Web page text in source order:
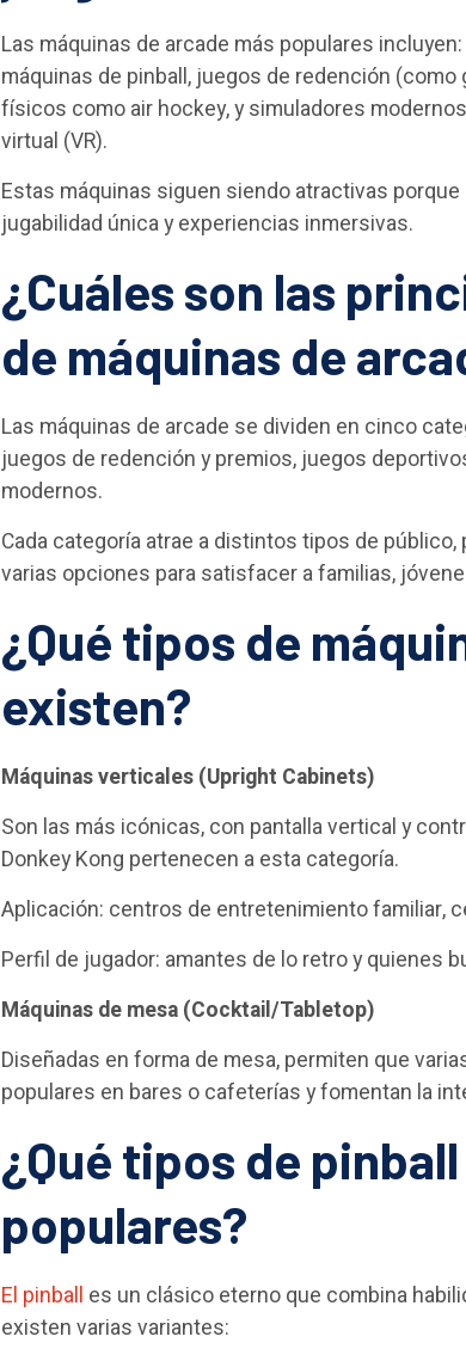
Las máquinas de arcade más populares
máquinas de pinball, juegos de redención
físicos como air hockey, y simuladores
virtual (VR).
Estas máquinas siguen siendo atractivas
jugabilidad única y experiencias inmersivas.
¿Cuáles son las
de máquinas de
Las máquinas de arcade se dividen en cinco
juegos de redención y premios, juegos
modernos.
Cada categoría atrae a distintos tipos de
varias opciones para satisfacer a familias,
¿Qué tipos de
existen?
Máquinas verticales (Upright Cabinets)
Son las más icónicas, con pantalla vertical y
Donkey Kong pertenecen a esta categoría.
Aplicación: centros de entretenimiento familiar,
Perfil de jugador: amantes de lo retro y quienes
Máquinas de mesa (Cocktail/Tabletop)
Diseñadas en forma de mesa, permiten que
populares en bares o cafeterías y fomentan la
¿Qué tipos de
populares?
El pinball es un clásico eterno que combina
existen varias variantes: